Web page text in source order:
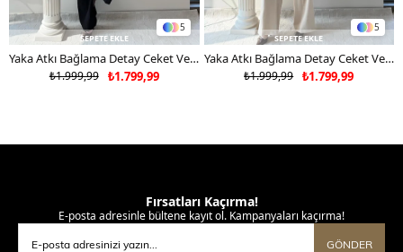
5
SEPETE EKLE
Yaka Atkı Bağlama Detay Ceket Ve Pantolonlu Double Kumaş İkili Takım Siyah 2117
₺1.799,99
₺1.999,99
5
SEPETE EKLE
Yaka Atkı Bağlama Detay Ceket Ve Pantolonlu Double Kumaş İkili Takım Bej 2117
₺1.799,99
₺1.999,99
Fırsatları Kaçırma!
E-posta adresinle bültene kayıt ol. Kampanyaları kaçırma!
GÖNDER